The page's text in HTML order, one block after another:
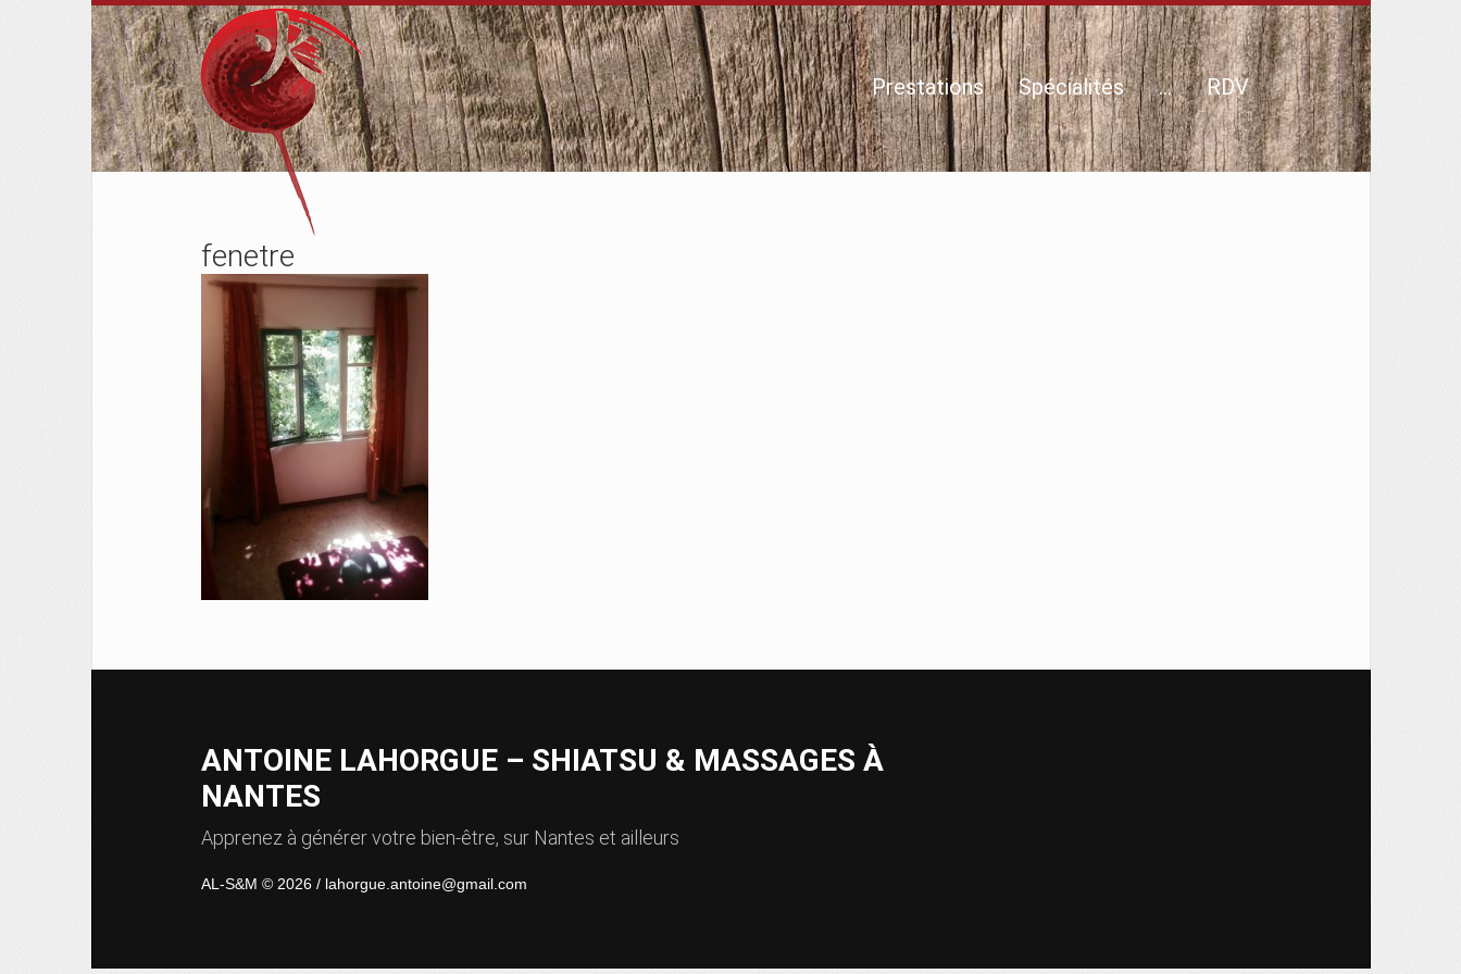
Prestations Spécialités … RDV
fenetre
ANTOINE LAHORGUE – SHIATSU & MASSAGES À
NANTES
Apprenez à générer votre bien-être, sur Nantes et ailleurs
AL-S&M © 2026 / lahorgue.antoine@gmail.com